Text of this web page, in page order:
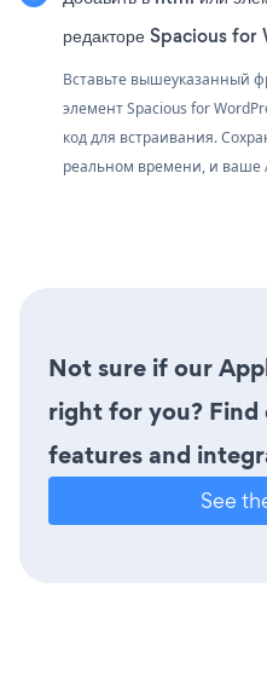
редакторе Spacious
Вставьте вышеуказанный
элемент Spacious for
код для встраивания.
реальном времени, и ваше
Not sure if our
right for you?
features and
See